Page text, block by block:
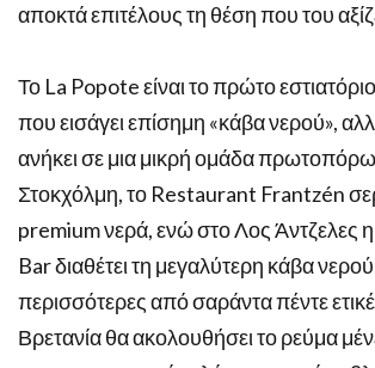
αποκτά επιτέλους τη θέση που του
Το La Popote είναι το πρώτο
που εισάγει επίσημη «κάβα νερού»,
ανήκει σε μια μικρή ομάδα
Στοκχόλμη, το Restaurant Frantzén
premium νερά, ενώ στο Λος Άντζελες
Bar διαθέτει τη μεγαλύτερη κάβα
περισσότερες από σαράντα πέντε
Βρετανία θα ακολουθήσει το ρεύμα